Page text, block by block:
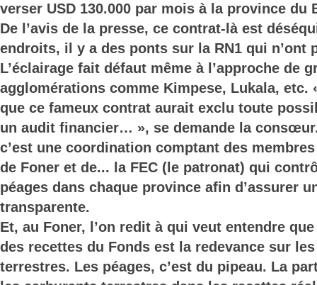
verser USD 130.000 par mois à la province du
De l’avis de la presse, ce contrat-là est
endroits, il y a des ponts sur la RN1 qui n’ont
L’éclairage fait défaut même à l’approche de
agglomérations comme Kimpese, Lukala, etc.
que ce fameux contrat aurait exclu toute
un audit financier… », se demande la
c’est une coordination comptant des
de Foner et de... la FEC (le patronat) qui
péages dans chaque province afin d’assurer
transparente.
Et, au Foner, l’on redit à qui veut entendre
des recettes du Fonds est la redevance sur
terrestres. Les péages, c’est du pipeau. La